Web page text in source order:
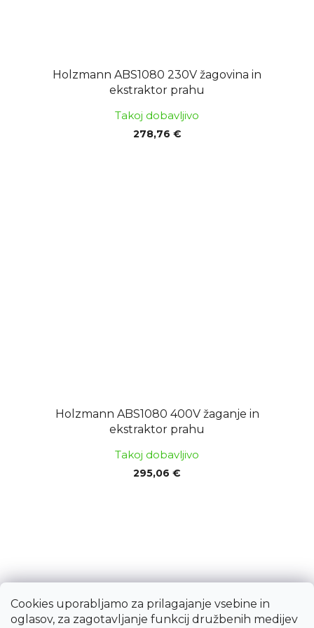
Cookies uporabljamo za prilagajanje vsebine in
oglasov, za zagotavljanje funkcij družbenih medijev
Holzmann ABS1080 230V žagovina in
ekstraktor prahu
Takoj dobavljivo
278,76 €
Holzmann ABS1080 400V žaganje in
ekstraktor prahu
Takoj dobavljivo
295,06 €